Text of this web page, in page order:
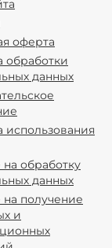
оферта
обработки
данных
использования
обработку
данных
на получение
и